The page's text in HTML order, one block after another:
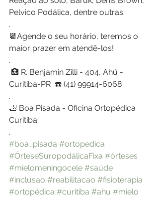
Pelvico Podálica, dentre outras.
.
📆Agende o seu horário, teremos o
maior prazer em atendê-los!
.
Curitiba-PR  ☎️ (41) 99914-6068
.
🦶 Boa Pisada - Oficina Ortopédica
Curitiba
.
#boa_pisada #ortopedica
#ÓrteseSuropodálicaFixa #órteses
#mielomeningocele #saúde
#inclusao #reabilitacao #fisioterapia
#ortopédica #curitiba #ahu #mielo